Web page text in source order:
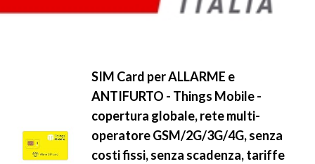
SIM Card per ALLARME e
ANTIFURTO - Things Mobile -
copertura globale, rete multi-
operatore GSM/2G/3G/4G, senza
costi fissi, senza scadenza, tariffe